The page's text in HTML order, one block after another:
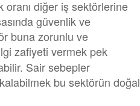
diğer iş sektörlerine
güvenlik ve
buna zorunlu ve
zafiyeti vermek pek
Sair sebepler
bu sektörün doğal